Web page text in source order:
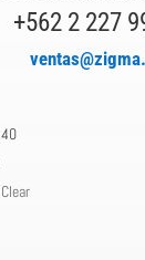
+562 2 227